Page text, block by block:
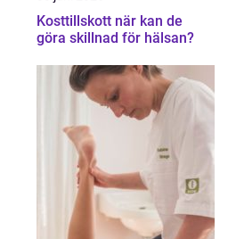
Kosttillskott när kan de
göra skillnad för hälsan?